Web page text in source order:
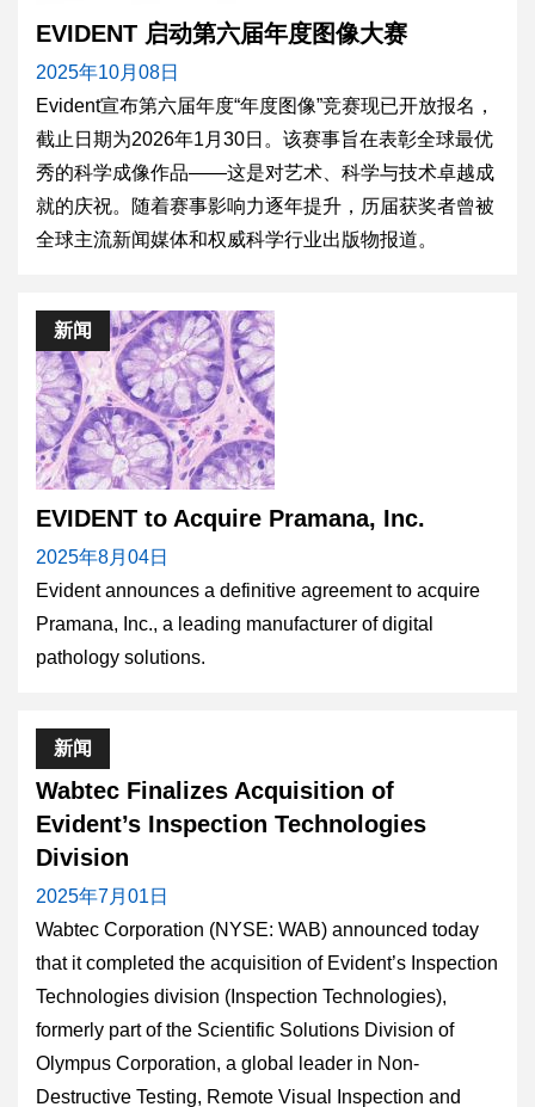
EVIDENT 启动第六届年度图像大赛
2025年10月08日
Evident宣布第六届年度“年度图像”竞赛现已开放报名，
截止日期为2026年1月30日。该赛事旨在表彰全球最优
秀的科学成像作品——这是对艺术、科学与技术卓越成
就的庆祝。随着赛事影响力逐年提升，历届获奖者曾被
全球主流新闻媒体和权威科学行业出版物报道。
新闻
EVIDENT to Acquire Pramana, Inc.
2025年8月04日
Evident announces a definitive agreement to acquire
Pramana, Inc., a leading manufacturer of digital
pathology solutions.
新闻
Wabtec Finalizes Acquisition of
Evident’s Inspection Technologies
Division
2025年7月01日
Wabtec Corporation (NYSE: WAB) announced today
that it completed the acquisition of Evident’s Inspection
Technologies division (Inspection Technologies),
formerly part of the Scientific Solutions Division of
Olympus Corporation, a global leader in Non-
Destructive Testing, Remote Visual Inspection and